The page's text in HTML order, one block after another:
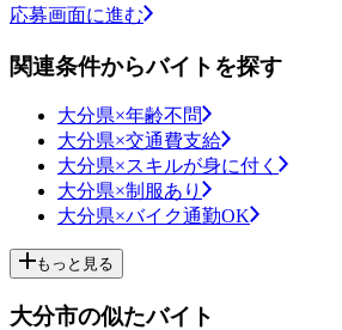
応募画面に進む
関連条件からバイトを探す
大分県×年齢不問
大分県×交通費支給
大分県×スキルが身に付く
大分県×制服あり
大分県×バイク通勤OK
もっと見る
大分市の似たバイト